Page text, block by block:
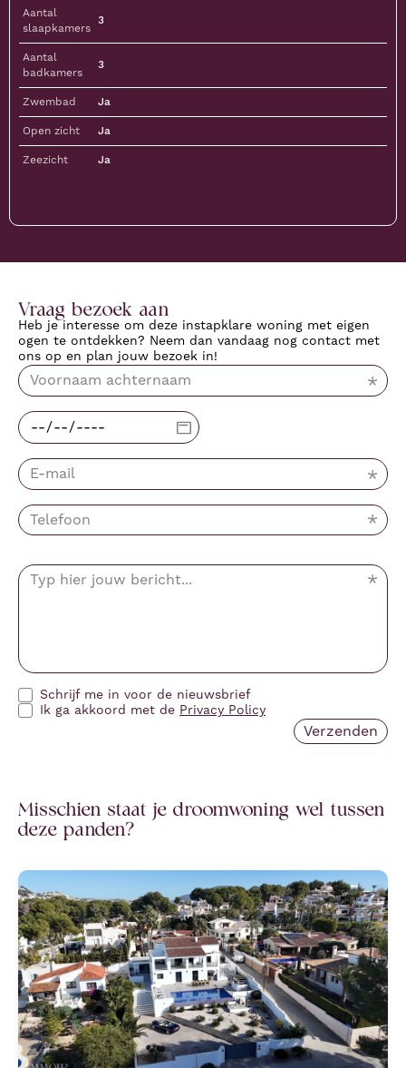
Aantal
slaapkamers
3
Aantal
badkamers
3
Zwembad Ja
Open zicht Ja
Zeezicht Ja
Vraag bezoek aan
Heb je interesse om deze instapklare woning met eigen
ogen te ontdekken? Neem dan vandaag nog contact met
ons op en plan jouw bezoek in!
Schrijf me in voor de nieuwsbrief
Ik ga akkoord met de Privacy Policy
Misschien staat je droomwoning wel tussen
deze panden?